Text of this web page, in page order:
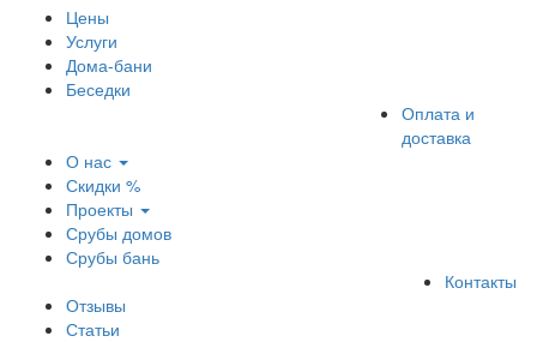
Цены
Услуги
Дома-бани
Беседки
Оплата и
доставка
О нас
Скидки %
Проекты
Срубы домов
Срубы бань
Контакты
Отзывы
Статьи